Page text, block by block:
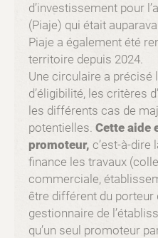
d’investissement pour
(Piaje) qui était
Piaje a également été
territoire depuis 2024.
Une circulaire a
d’éligibilité, les critères
les différents cas de
potentielles. Cette aide
promoteur, c’est-à-dire
finance les travaux
commerciale,
être différent du porteur
gestionnaire de
qu’un seul promoteur